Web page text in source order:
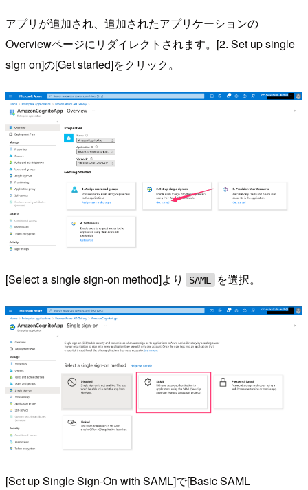
アプリが追加され、追加されたアプリケーションの
Overviewページにリダイレクトされます。[2. Set up single
sign on]の[Get started]をクリック。
[Select a single sign-on method]より SAML を選択。
[Set up Single Sign-On with SAML]で[Basic SAML